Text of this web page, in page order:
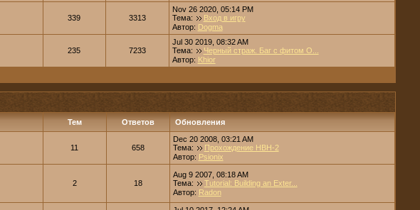
339 3313
Nov 26 2020, 05:14 PM
Тема:
Вход в игру
Автор: Dogma
235 7233
Jul 30 2019, 08:32 AM
Тема:
Черный страж. Баг с фитом О...
Автор: Khior
Тем Ответов Обновления
11 658
Dec 20 2008, 03:21 AM
Тема:
Прохождение НВН-2
Автор: Psionix
2 18
Aug 9 2007, 08:18 AM
Тема:
Tutorial: Building an Exter...
Автор: Radon